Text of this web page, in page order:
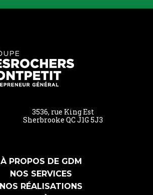
3536, rue King Est
Sherbrooke QC J1G 5J3
À PROPOS DE GDM
NOS SERVICES
NOS RÉALISATIONS